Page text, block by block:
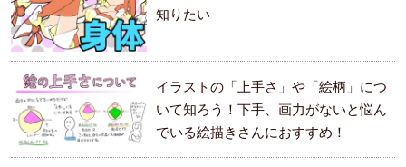
知りたい
イラストの「上手さ」や「絵柄」につ
いて知ろう！下手、画力がないと悩ん
でいる絵描きさんにおすすめ！